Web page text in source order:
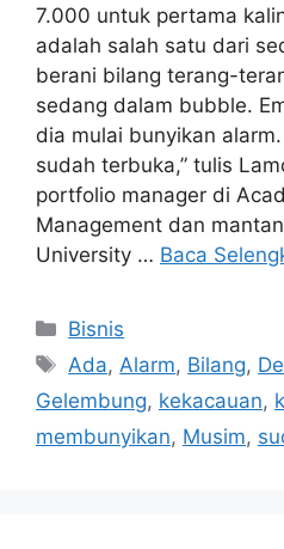
7.000 untuk pertama
adalah salah satu dari
berani bilang terang-
sedang dalam bubble.
dia mulai bunyikan
sudah terbuka,” tulis
portfolio manager di
Management dan
University … Baca
Kategori
Bisnis
Tag
Ada,Alarm, Bilang,
Gelembung, kekacauan,
membunyikan, Musim,